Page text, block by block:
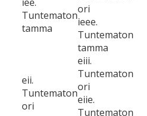
Tuntematon
tamma
ori
ieee.
Tuntematon
tamma
eii.
Tuntematon
ori
eiii.
Tuntematon
ori
eiie.
Tuntematon